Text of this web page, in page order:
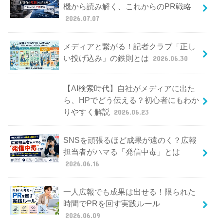
機から読み解く、これからのPR戦略
2026.07.07
メディアと繋がる！記者クラブ「正し
い投げ込み」の鉄則とは 2026.06.30
【AI検索時代】自社がメディアに出た
ら、HPでどう伝える？初心者にもわか
りやすく解説
2026.06.23
SNSを頑張るほど成果が遠のく？広報
担当者がハマる「発信中毒」とは
2026.06.16
一人広報でも成果は出せる！限られた
時間でPRを回す実践ルール
2026.06.09